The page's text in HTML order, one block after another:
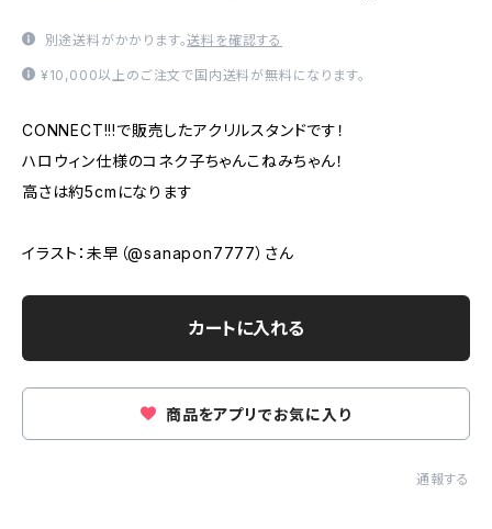
別途送料がかかります。送料を確認する
¥10,000以上のご注文で国内送料が無料になります。
CONNECT!!!で販売したアクリルスタンドです！
ハロウィン仕様のコネク子ちゃんこねみちゃん！
高さは約5cmになります
イラスト：未早（@sanapon7777）さん
カートに入れる
商品をアプリでお気に入り
通報する